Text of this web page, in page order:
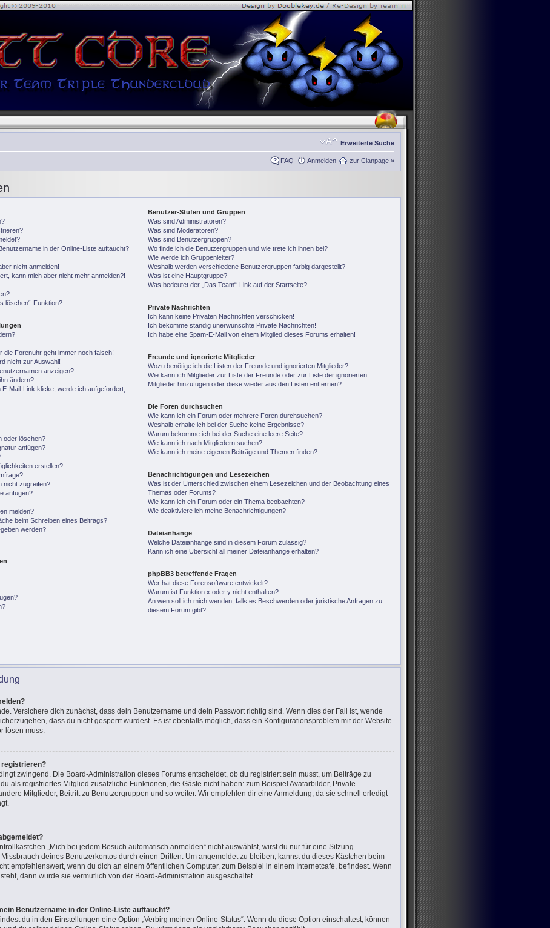
Erweiterte Suche
FAQ Anmelden zur Clanpage »
in der Online-Liste auftaucht?
nicht anmelden!
kann mich aber nicht mehr anmelden?!
löschen“-Funktion?
die Forenuhr geht immer noch falsch!
nicht zur Auswahl!
anzeigen?
ändern?
Mail-Link klicke, werde ich aufgefordert,
oder löschen?
anfügen?
erstellen?
nicht zugreifen?
anfügen?
melden?
beim Schreiben eines Beitrags?
werden?
Benutzer-Stufen und Gruppen
Was sind Administratoren?
Was sind Moderatoren?
Was sind Benutzergruppen?
Wo finde ich die Benutzergruppen und wie trete ich ihnen bei?
Wie werde ich Gruppenleiter?
Weshalb werden verschiedene Benutzergruppen farbig dargestellt?
Was ist eine Hauptgruppe?
Was bedeutet der „Das Team“-Link auf der Startseite?
Private Nachrichten
Ich kann keine Privaten Nachrichten verschicken!
Ich bekomme ständig unerwünschte Private Nachrichten!
Ich habe eine Spam-E-Mail von einem Mitglied dieses Forums erhalten!
Freunde und ignorierte Mitglieder
Wozu benötige ich die Listen der Freunde und ignorierten Mitglieder?
Wie kann ich Mitglieder zur Liste der Freunde oder zur Liste der ignorierten
Mitglieder hinzufügen oder diese wieder aus den Listen entfernen?
Die Foren durchsuchen
Wie kann ich ein Forum oder mehrere Foren durchsuchen?
Weshalb erhalte ich bei der Suche keine Ergebnisse?
Warum bekomme ich bei der Suche eine leere Seite?
Wie kann ich nach Mitgliedern suchen?
Wie kann ich meine eigenen Beiträge und Themen finden?
Benachrichtigungen und Lesezeichen
Was ist der Unterschied zwischen einem Lesezeichen und der Beobachtung eines
Themas oder Forums?
Wie kann ich ein Forum oder ein Thema beobachten?
Wie deaktiviere ich meine Benachrichtigungen?
Dateianhänge
Welche Dateianhänge sind in diesem Forum zulässig?
Kann ich eine Übersicht all meiner Dateianhänge erhalten?
phpBB3 betreffende Fragen
Wer hat diese Forensoftware entwickelt?
Warum ist Funktion x oder y nicht enthalten?
An wen soll ich mich wenden, falls es Beschwerden oder juristische Anfragen zu
diesem Forum gibt?
Versichere dich zunächst, dass dein Benutzername und dein Passwort richtig sind. Wenn dies der Fall ist, wende
dass du nicht gesperrt wurdest. Es ist ebenfalls möglich, dass ein Konfigurationsproblem mit der Website
lösen muss.
registrieren?
zwingend. Die Board-Administration dieses Forums entscheidet, ob du registriert sein musst, um Beiträge zu
als registriertes Mitglied zusätzliche Funktionen, die Gäste nicht haben: zum Beispiel Avatarbilder, Private
Mitglieder, Beitritt zu Benutzergruppen und so weiter. Wir empfehlen dir eine Anmeldung, da sie schnell erledigt
„Mich bei jedem Besuch automatisch anmelden“ nicht auswählst, wirst du nur für eine Sitzung
deines Benutzerkontos durch einen Dritten. Um angemeldet zu bleiben, kannst du dieses Kästchen beim
empfehlenswert, wenn du dich an einem öffentlichen Computer, zum Beispiel in einem Internetcafé, befindest. Wenn
dann wurde sie vermutlich von der Board-Administration ausgeschaltet.
Benutzername in der Online-Liste auftaucht?
du in den Einstellungen eine Option „Verbirg meinen Online-Status“. Wenn du diese Option einschaltest, können